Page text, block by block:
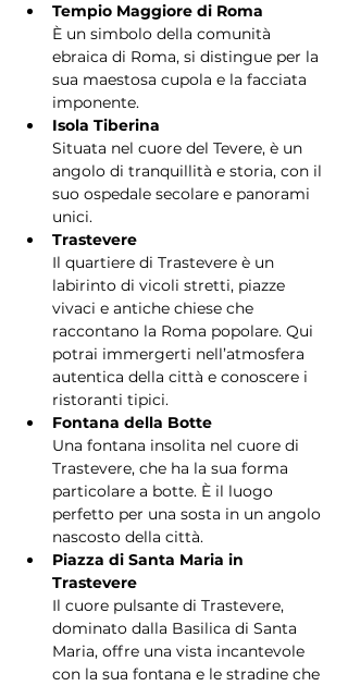
Tempio Maggiore di Roma
È un simbolo della comunità
ebraica di Roma, si distingue per la
sua maestosa cupola e la facciata
imponente.
Isola Tiberina
Situata nel cuore del Tevere, è un
angolo di tranquillità e storia, con il
suo ospedale secolare e panorami
unici.
Trastevere
Il quartiere di Trastevere è un
labirinto di vicoli stretti, piazze
vivaci e antiche chiese che
raccontano la Roma popolare. Qui
potrai immergerti nell’atmosfera
autentica della città e conoscere i
ristoranti tipici.
Fontana della Botte
Una fontana insolita nel cuore di
Trastevere, che ha la sua forma
particolare a botte. È il luogo
perfetto per una sosta in un angolo
nascosto della città.
Piazza di Santa Maria in
Trastevere
Il cuore pulsante di Trastevere,
dominato dalla Basilica di Santa
Maria, offre una vista incantevole
con la sua fontana e le stradine che